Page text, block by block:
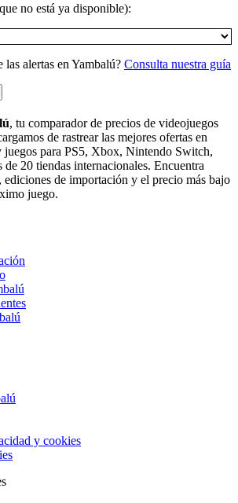
no está ya disponible):
las alertas en Yambalú? Consulta nuestra guía
, tu comparador de precios de videojuegos
de rastrear las mejores ofertas en
juegos para PS5, Xbox, Nintendo Switch,
20 tiendas internacionales. Encuentra
ediciones de importación y el precio más bajo
juego.
y cookies